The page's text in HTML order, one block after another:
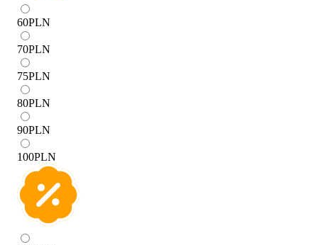
60PLN
70PLN
75PLN
80PLN
90PLN
100PLN